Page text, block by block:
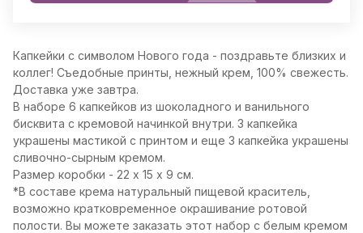
Капкейки с символом Нового года - поздравьте близких и
коллег! Съедобные принты, нежный крем, 100% свежесть.
Доставка уже завтра.
В наборе 6 капкейков из шоколадного и ванильного
бисквита с кремовой начинкой внутри. 3 капкейка
украшены мастикой с принтом и еще 3 капкейка украшены
сливочно-сырным кремом.
Размер коробки - 22 х 15 х 9 см.
*В составе крема натуральный пищевой краситель,
возможно кратковременное окрашивание ротовой
полости. Вы можете заказать этот набор с белым кремом